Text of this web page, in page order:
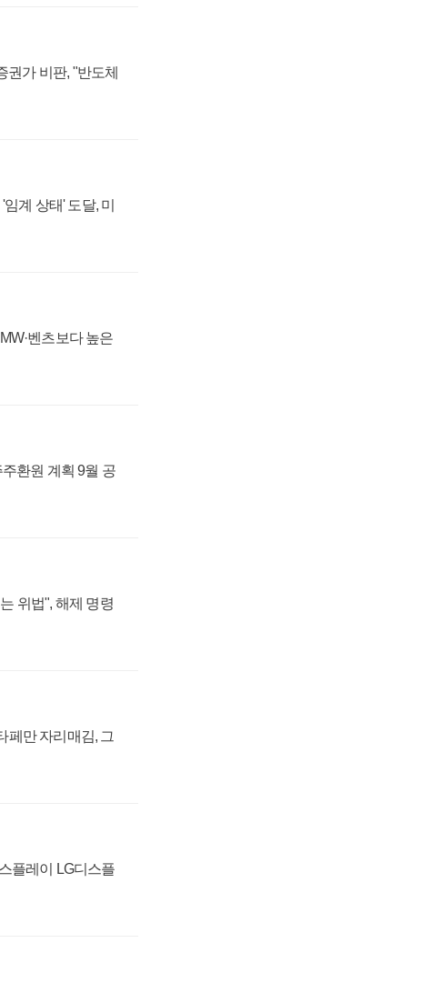
가 비판, "반도체
계 상태' 도달, 미
벤츠보다 높은
환원 계획 9월 공
위법", 해제 명령
페만 자리매김, 그
플레이 LG디스플